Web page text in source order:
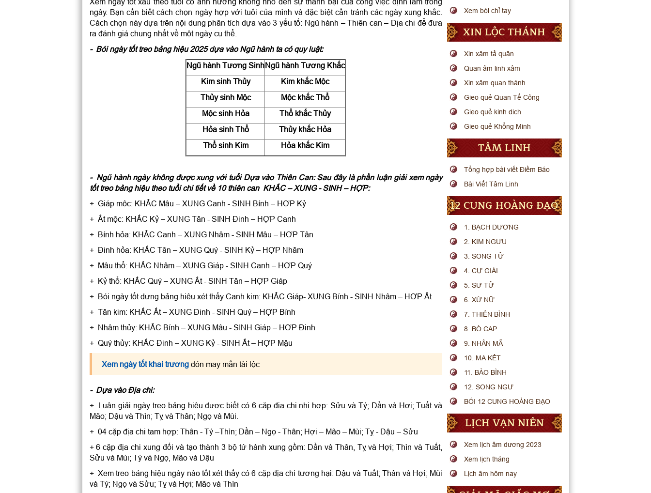
ngày. Bạn cần biết cách chọn ngày hợp với tuổi của mình và đặc biệt cần tránh các ngày xung khắc.
Cách chọn này dựa trên nội dung phân tích dựa vào 3 yếu tố: Ngũ hành – Thiên can – Địa chi để đưa
ra đánh giá chung nhất về một ngày cụ thể.
- Bói ngày tốt treo bảng hiệu 2025 dựa vào Ngũ hành ta có quy luật:
Ngũ hành Tương SinhNgũ hành Tương Khắc
Kim sinh Thủy
Kim khắc Mộc
Thủy sinh Mộc
Mộc khắc Thổ
Mộc sinh Hỏa
Thổ khắc Thủy
Hỏa sinh Thổ
Thủy khắc Hỏa
Thổ sinh Kim
Hỏa khắc Kim
- Ngũ hành ngày không được xung với tuổi Dựa vào Thiên Can: Sau đây là phần luận giải xem ngày
tốt treo bảng hiệu theo tuổi chi tiết về 10 thiên can KHẮC – XUNG - SINH – HỢP:
+ Giáp mộc: KHẮC Mậu – XUNG Canh - SINH Bính – HỢP Kỷ
+ Ất mộc: KHẮC Kỷ – XUNG Tân - SINH Đinh – HỢP Canh
+ Bính hỏa: KHẮC Canh – XUNG Nhâm - SINH Mậu – HỢP Tân
+ Đinh hỏa: KHẮC Tân – XUNG Quý - SINH Kỷ – HỢP Nhâm
+ Mậu thổ: KHẮC Nhâm – XUNG Giáp - SINH Canh – HỢP Quý
+ Kỷ thổ: KHẮC Quý – XUNG Ất - SINH Tân – HỢP Giáp
+ Bói ngày tốt dựng bảng hiệu xét thấy Canh kim: KHẮC Giáp- XUNG Bính - SINH Nhâm – HỢP Ất
+ Tân kim: KHẮC Ất – XUNG Đinh - SINH Quý – HỢP Bính
+ Nhâm thủy: KHẮC Bính – XUNG Mậu - SINH Giáp – HỢP Đinh
+ Quý thủy: KHẮC Đinh – XUNG Kỷ - SINH Ất – HỢP Mậu
Xem ngày tốt khai trươngđón may mắn tài lộc
- Dựa vào Địa chi:
+ Luận giải ngày treo bảng hiệu được biết có 6 cặp địa chi nhị hợp: Sửu và Tý; Dần và Hợi; Tuất và
Mão; Dậu và Thìn; Tỵ và Thân; Ngọ và Mùi.
+ 04 cặp địa chi tam hợp: Thân - Tý –Thìn; Dần – Ngọ - Thân; Hợi – Mão – Mùi; Tỵ - Dậu – Sửu
+ 6 cặp địa chi xung đối và tạo thành 3 bộ tứ hành xung gồm: Dần và Thân, Tỵ và Hợi; Thìn và Tuất,
Sửu và Mùi; Tý và Ngọ, Mão và Dậu
+ Xem treo bảng hiệu ngày nào tốt xét thấy có 6 cặp địa chi tương hại: Dậu và Tuất; Thân và Hợi; Mùi
và Tý; Ngọ và Sửu; Tỵ và Hợi; Mão và Thìn
Xem bói chỉ tay
XIN LỘC THÁNH
Xin xăm tả quân
Quan âm linh xâm
Xin xăm quan thánh
Gieo quẻ Quan Tế Công
Gieo quẻ kinh dịch
Gieo quẻ Khổng Minh
TÂM LINH
Tổng hợp bài viết Điềm Báo
Bài Viết Tâm Linh
12 CUNG HOÀNG ĐẠO
1. BẠCH DƯƠNG
2. KIM NGƯU
3. SONG TỬ
4. CỰ GIẢI
5. SƯ TỬ
6. XỬ NỮ
7. THIÊN BÌNH
8. BÒ CẠP
9. NHÂN MÃ
10. MA KẾT
11. BẢO BÌNH
12. SONG NGƯ
BÓI 12 CUNG HOÀNG ĐẠO
LỊCH VẠN NIÊN
Xem lịch âm dương 2023
Xem lịch tháng
Lịch âm hôm nay